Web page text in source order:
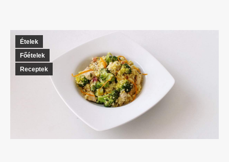
Ételek
Főételek
Receptek